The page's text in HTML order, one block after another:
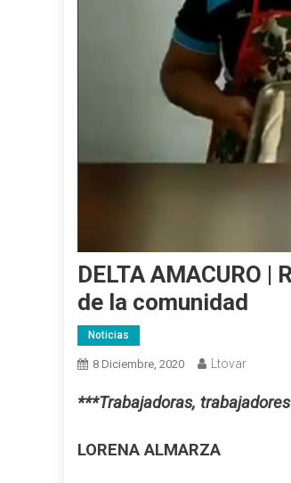
DELTA AMACURO
de la comunidad
Noticias
8 Diciembre, 2020 Ltovar
***Trabajadoras,
LORENA ALMARZA